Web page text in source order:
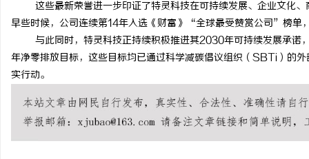
这些最新荣誉进一步印证了特灵科技在可持续发展、企业文化、
早些时候，公司连续第14年入选《财富》“全球最受赞赏公司”榜
与此同时，特灵科技正持续积极推进其2030年可持续发展承诺
年净零排放目标，这些目标均已通过科学减碳倡议组织（SBTi）的
实行动。